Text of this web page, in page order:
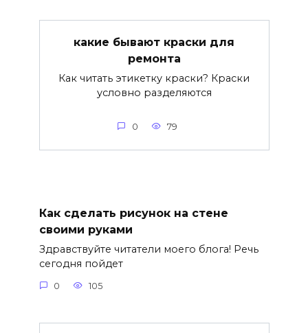
какие бывают краски для
ремонта
Как читать этикетку краски? Краски
условно разделяются
0 79
Как сделать рисунок на стене
своими руками
Здравствуйте читатели моего блога! Речь
сегодня пойдет
0 105